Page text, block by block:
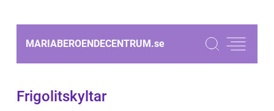
MARIABEROENDECENTRUM.se
Frigolitskyltar